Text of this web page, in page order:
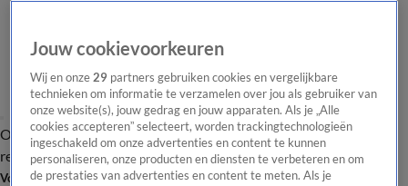
Overzicht Laatste nieuws Regionieuws Het beste van Hart
Tip de
redactie
Volg Hart van Nederland
Jouw cookievoorkeuren
Wij en onze29 partners gebruiken cookies en vergelijkbare
technieken om informatie te verzamelen over jou als gebruiker van
onze website(s), jouw gedrag en jouw apparaten. Als je „Alle
cookies accepteren” selecteert, worden trackingtechnologieën
ingeschakeld om onze advertenties en content te kunnen
personaliseren, onze producten en diensten te verbeteren en om
de prestaties van advertenties en content te meten. Als je